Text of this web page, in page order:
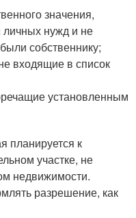
значения,
нужд и не
собственнику;
входящие в список
установленным
планируется к
участке, не
недвижимости.
разрешение, как